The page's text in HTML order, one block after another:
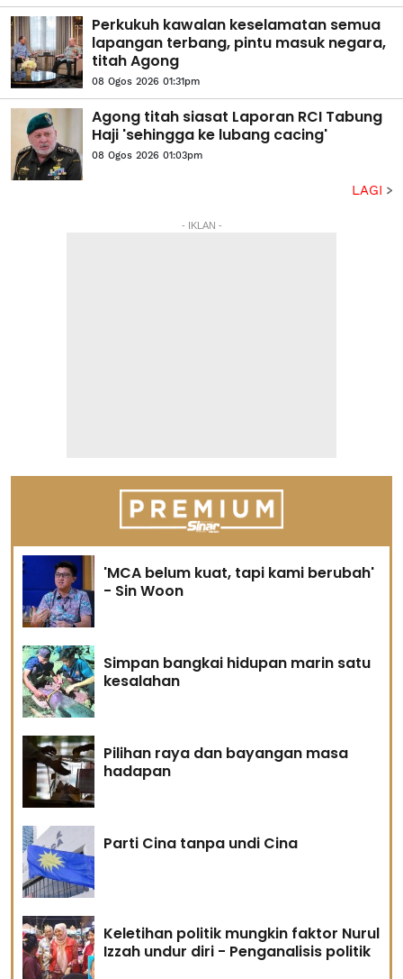
Perkukuh kawalan keselamatan semua
lapangan terbang, pintu masuk negara,
titah Agong
08 Ogos 2026 01:31pm
Agong titah siasat Laporan RCI Tabung
Haji 'sehingga ke lubang cacing'
08 Ogos 2026 01:03pm
LAGI
- IKLAN -
'MCA belum kuat, tapi kami berubah'
- Sin Woon
Simpan bangkai hidupan marin satu
kesalahan
Pilihan raya dan bayangan masa
hadapan
Parti Cina tanpa undi Cina
Keletihan politik mungkin faktor Nurul
Izzah undur diri - Penganalisis politik